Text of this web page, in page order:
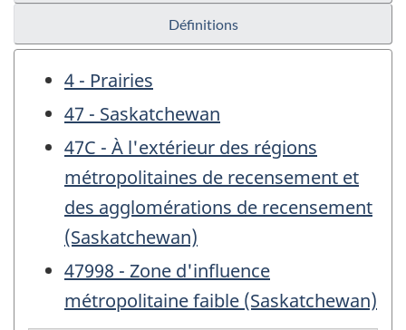
Définitions
4 - Prairies
47 - Saskatchewan
47C - À l'extérieur des régions
métropolitaines de recensement et
des agglomérations de recensement
(Saskatchewan)
47998 - Zone d'influence
métropolitaine faible (Saskatchewan)